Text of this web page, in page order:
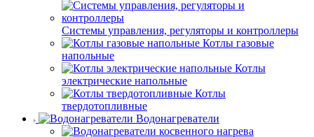
Системы управления, регуляторы и контроллеры
Котлы газовые
напольные
Котлы
электрические напольные
Котлы
твердотопливные
Водонагреватели